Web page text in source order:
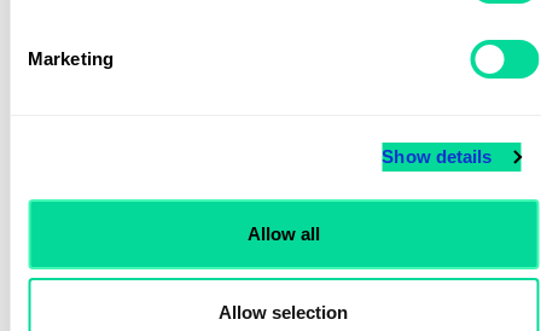
Marketing
Show details
Allow all
Allow selection
Voky Rekommenderar